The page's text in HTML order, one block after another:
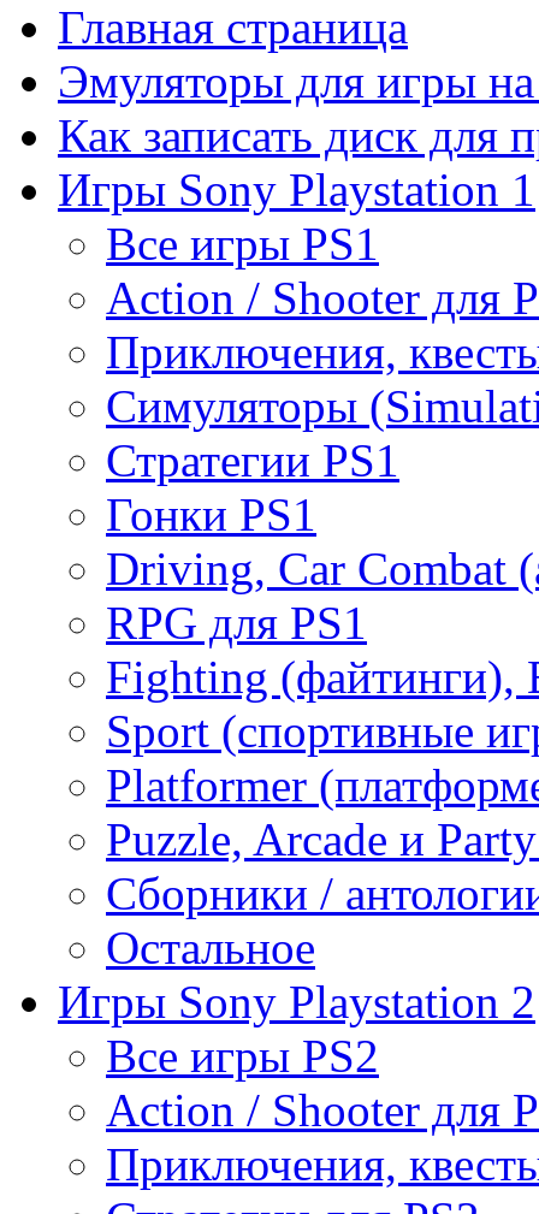
Главная страница
Эмуляторы для игры
Как записать диск для
Игры Sony Playstation 1
Все игры PS1
Action / Shooter для
Приключения,
Симуляторы
Стратегии PS1
Гонки PS1
Driving, Car Combat
RPG для PS1
Fighting (файтинги),
Sport (спортивные
Platformer
Puzzle, Arcade и
Сборники /
Остальное
Игры Sony Playstation 2
Все игры PS2
Action / Shooter для
Приключения,